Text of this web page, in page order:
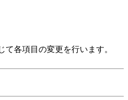
各項目の変更を行います。